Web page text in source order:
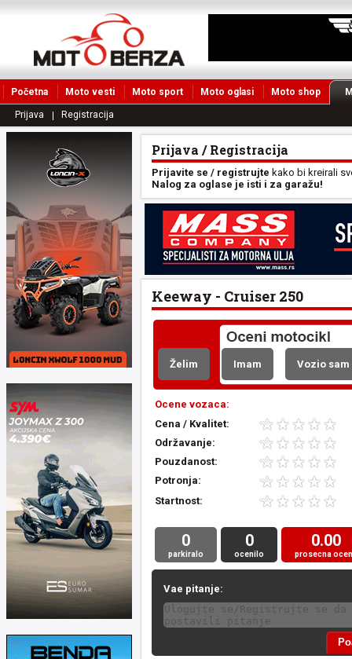
Početna Moto vesti Moto sport Moto oglasi Moto shop
Prijava Registracija
Prijava / Registracija
Prijavite se / registrujte kako bi kreirali
Nalog za oglase je isti i za garažu!
Keeway - Cruiser 250
Želim Imam Vozio sam
Ocene vozaca:
Cena / Kvalitet:
Održavanje:
Pouzdanost:
Potronja:
Startnost:
0
parkiralo
0
ocenilo
0.00
prosecna
Vae pitanje: